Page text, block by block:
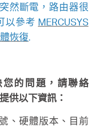
然斷電，路由器很
以參考 MERCUSYS
恢復.
的問題，請聯絡
供以下資訊：
、硬體版本、目前